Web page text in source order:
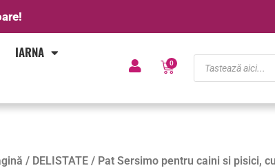
IARNA
0
Cart
Products
search
/ DELISTATE / Pat Sersimo pentru caini si pisici,